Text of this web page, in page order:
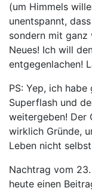
(um Himmels
unentspannt,
sondern mit ganz
Neues! Ich will
entgegenlachen!
PS: Yep, ich
Superflash und
weitergeben! Der
wirklich Gründe,
Leben nicht
Nachtrag vom
heute einen